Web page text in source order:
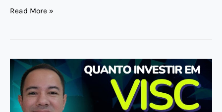
Read More »
QUANTO
INVESTIR
em
VISC11